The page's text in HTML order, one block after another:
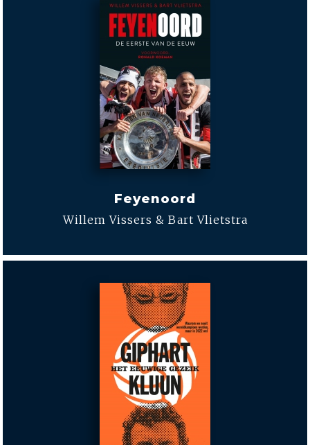
Feyenoord
Willem Vissers & Bart Vlietstra